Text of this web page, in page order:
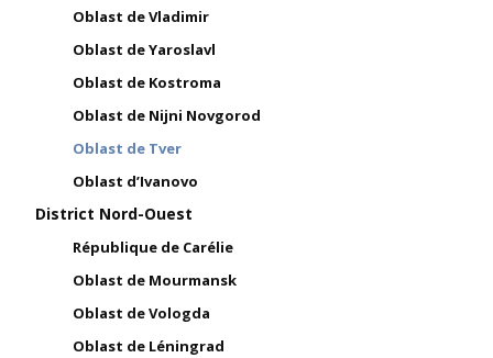
Oblast de Vladimir
Oblast de Yaroslavl
Oblast de Kostroma
Oblast de Nijni Novgorod
Oblast de Tver
Oblast d’Ivanovo
District Nord-Ouest
République de Carélie
Oblast de Mourmansk
Oblast de Vologda
Oblast de Léningrad